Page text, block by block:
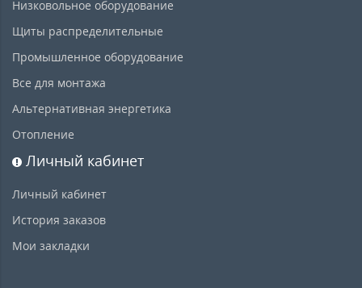
Низковольное оборудование
Щиты распределительные
Промышленное оборудование
Все для монтажа
Альтернативная энергетика
Отопление
Личный кабинет
Личный кабинет
История заказов
Мои закладки